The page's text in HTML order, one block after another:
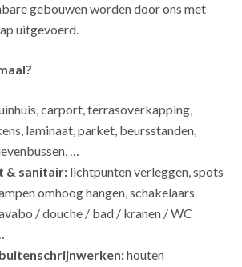
gebouwen worden door ons met
uitgevoerd.
carport, terrasoverkapping,
laminaat, parket, beursstanden,
…
& sanitair: lichtpunten verleggen, spots
omhoog hangen, schakelaars
/ douche / bad / kranen / WC
houten